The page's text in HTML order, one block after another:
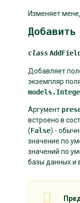
Изменяет
Добавить
classAddField
Добавляет
экземпляр
Аргумент
встроено в
(False) -
значение по
значений по
базы данных и